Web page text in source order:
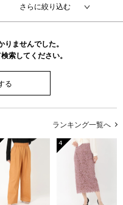
さらに絞り込む
ませんでした。
索してください。
る
ランキング一覧へ
4